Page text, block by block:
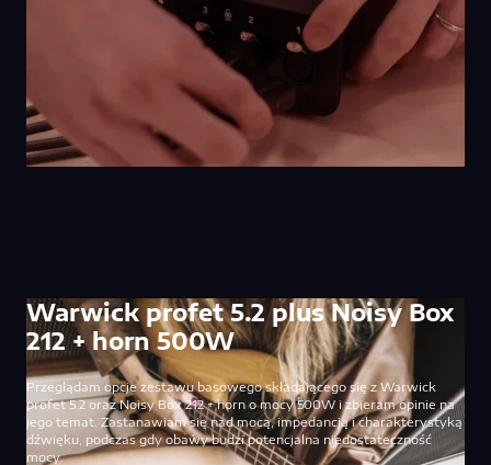
Warwick profet 5.2 plus Noisy Box
212 + horn 500W
Przeglądam opcje zestawu basowego składającego się z Warwick
profet 5.2 oraz Noisy Box 212 + horn o mocy 500W i zbieram opinie na
jego temat. Zastanawiam się nad mocą, impedancją i charakterystyką
dźwięku, podczas gdy obawy budzi potencjalna niedostateczność
mocy.